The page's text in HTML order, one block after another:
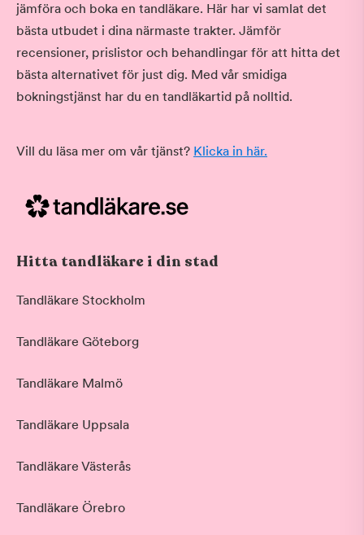
jämföra och boka en tandläkare. Här har vi samlat det
bästa utbudet i dina närmaste trakter. Jämför
recensioner, prislistor och behandlingar för att hitta det
bästa alternativet för just dig. Med vår smidiga
bokningstjänst har du en tandläkartid på nolltid.
Vill du läsa mer om vår tjänst? Klicka in här.
Hitta tandläkare i din stad
Tandläkare Stockholm
Tandläkare Göteborg
Tandläkare Malmö
Tandläkare Uppsala
Tandläkare Västerås
Tandläkare Örebro